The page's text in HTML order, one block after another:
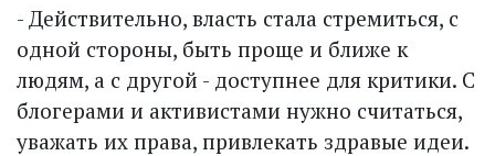
- Действительно, власть стала стремиться, с
одной стороны, быть проще и ближе к
людям, а с другой - доступнее для критики. С
блогерами и активистами нужно считаться,
уважать их права, привлекать здравые идеи.